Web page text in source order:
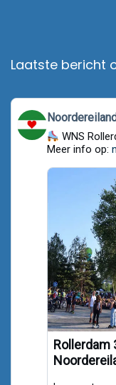
Laatste bericht
View
post
by
Noordereiland.org
WNS
Meer info op:
Rollerdam